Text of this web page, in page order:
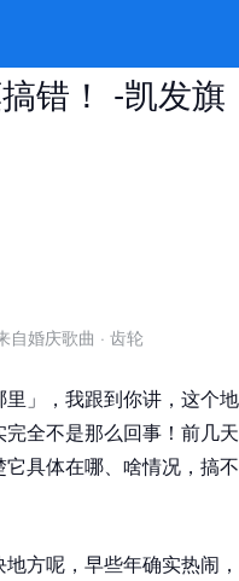
哪里？讲透了
错！ -凯发旗
自婚庆歌曲 · 齿轮
」，我跟到你讲，这个
全不是那么回事！前几
具体在哪、啥情况，搞
方呢，早些年确实热闹